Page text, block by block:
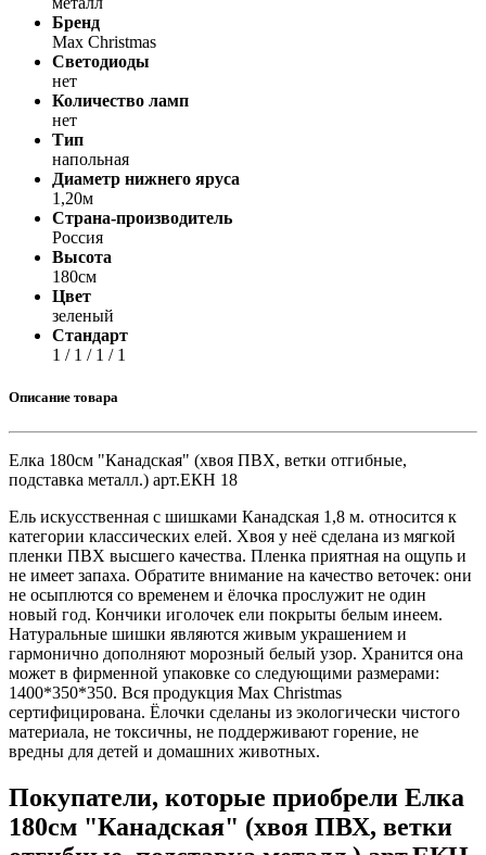
Бренд
Max Christmas
Светодиоды
нет
Количество ламп
нет
Тип
напольная
Диаметр нижнего яруса
1,20м
Страна-производитель
Россия
Высота
180см
Цвет
зеленый
Стандарт
1 / 1 / 1 / 1
Описание товара
Елка 180см "Канадская" (хвоя ПВХ, ветки отгибные,
подставка металл.) арт.ЕКН 18
Ель искусственная с шишками Канадская 1,8 м. относится к
категории классических елей. Хвоя у неё сделана из мягкой
пленки ПВХ высшего качества. Пленка приятная на ощупь и
не имеет запаха. Обратите внимание на качество веточек: они
не осыплются со временем и ёлочка прослужит не один
новый год. Кончики иголочек ели покрыты белым инеем.
Натуральные шишки являются живым украшением и
гармонично дополняют морозный белый узор. Хранится она
может в фирменной упаковке со следующими размерами:
1400*350*350. Вся продукция Max Christmas
сертифицирована. Ёлочки сделаны из экологически чистого
материала, не токсичны, не поддерживают горение, не
вредны для детей и домашних животных.
Покупатели, которые приобрели Елка
180см "Канадская" (хвоя ПВХ, ветки